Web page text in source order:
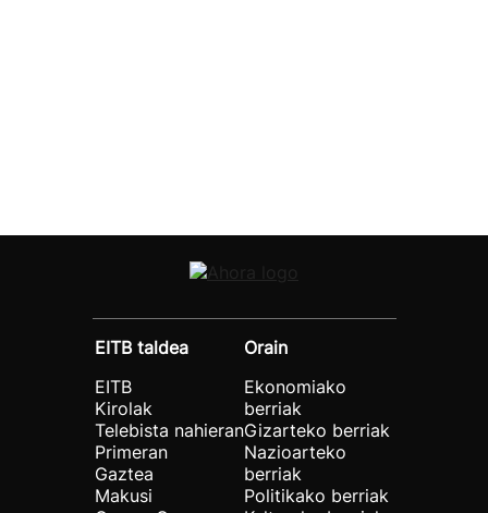
EITB taldea
EITB
Kirolak
Telebista nahieran
Primeran
Gaztea
Makusi
Orain
Ekonomiako
berriak
Gizarteko berriak
Nazioarteko
berriak
Politikako berriak